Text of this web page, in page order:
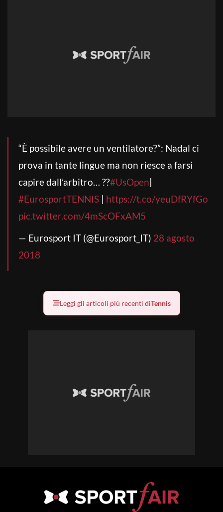
“È possibile avere un ventilatore?”: Nadal ci
prova in tante lingue ma non riesce a farsi
capire dall’arbitro… ??#UsOpen|
#EurosportTENNIS | https://t.co/yeuDfRYfGo
pic.twitter.com/4mScOFxAM5
— Eurosport IT (@Eurosport_IT) 28 agosto
2018
Leggi gli articoli più recenti diTennis